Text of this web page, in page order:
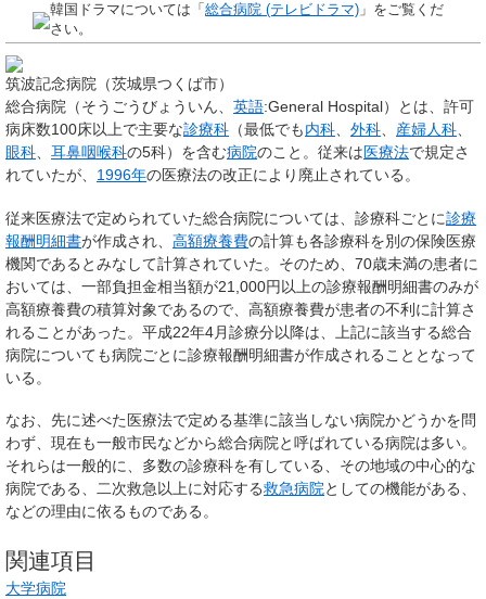
韓国ドラマについては「総合病院 (テレビドラマ) 」をご覧くだ
さい。
筑波記念病院（茨城県つくば市）
総合病院 （そうごうびょういん、 英語:General Hospital）とは、許可
病床数100床以上で主要な診療科 （最低でも内科 外科 産婦人科
眼科
耳鼻咽喉科の5科）を含む病院のこと。従来は医療法で規定さ
れていたが、 1996年の医療法の改正により廃止されている。
従来医療法で定められていた総合病院については、診療科ごとに診療
報酬明細書が作成され、 高額療養費の計算も各診療科を別の保険医療
機関であるとみなして計算されていた。そのため、70歳未満の患者に
おいては、一部負担金相当額が21,000円以上の診療報酬明細書のみが
高額療養費の積算対象であるので、高額療養費が患者の不利に計算さ
れることがあった。平成22年4月診療分以降は、上記に該当する総合
病院についても病院ごとに診療報酬明細書が作成されることとなって
いる。
なお、先に述べた医療法で定める基準に該当しない病院かどうかを問
わず、現在も一般市民などから総合病院と呼ばれている病院は多い。
それらは一般的に、多数の診療科を有している、その地域の中心的な
病院である、二次救急以上に対応する救急病院としての機能がある、
などの理由に依るものである。
関連項目
大学病院